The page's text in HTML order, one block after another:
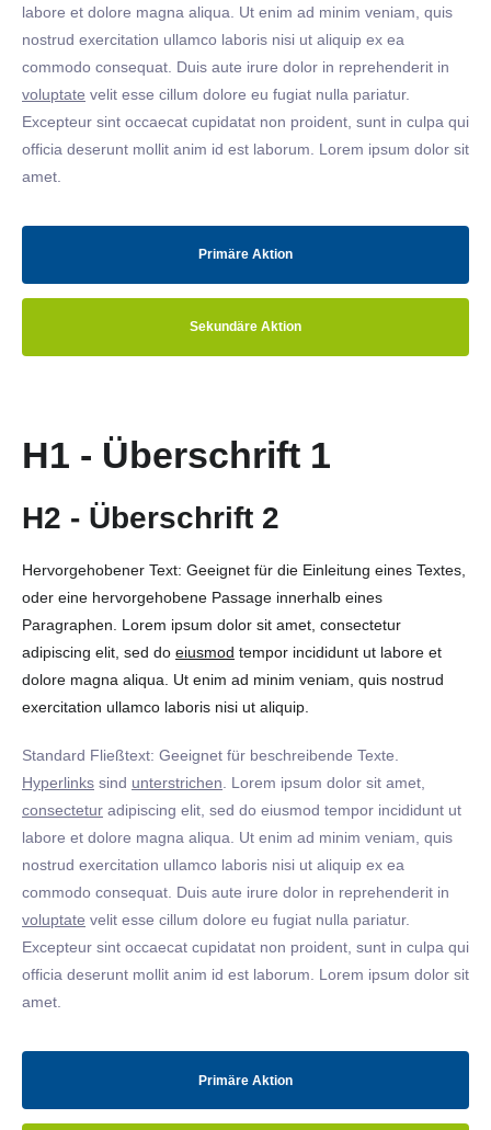
labore et dolore magna aliqua. Ut enim ad minim veniam, quis
nostrud exercitation ullamco laboris nisi ut aliquip ex ea
commodo consequat. Duis aute irure dolor in reprehenderit in
voluptate velit esse cillum dolore eu fugiat nulla pariatur.
Excepteur sint occaecat cupidatat non proident, sunt in culpa qui
officia deserunt mollit anim id est laborum. Lorem ipsum dolor sit
amet.
Primäre Aktion
Sekundäre Aktion
H1 - Überschrift 1
H2 - Überschrift 2
Hervorgehobener Text: Geeignet für die Einleitung eines Textes,
oder eine hervorgehobene Passage innerhalb eines
Paragraphen. Lorem ipsum dolor sit amet, consectetur
adipiscing elit, sed do eiusmod tempor incididunt ut labore et
dolore magna aliqua. Ut enim ad minim veniam, quis nostrud
exercitation ullamco laboris nisi ut aliquip.
Standard Fließtext: Geeignet für beschreibende Texte.
Hyperlinks sind unterstrichen . Lorem ipsum dolor sit amet,
consectetur adipiscing elit, sed do eiusmod tempor incididunt ut
labore et dolore magna aliqua. Ut enim ad minim veniam, quis
nostrud exercitation ullamco laboris nisi ut aliquip ex ea
commodo consequat. Duis aute irure dolor in reprehenderit in
voluptate velit esse cillum dolore eu fugiat nulla pariatur.
Excepteur sint occaecat cupidatat non proident, sunt in culpa qui
officia deserunt mollit anim id est laborum. Lorem ipsum dolor sit
amet.
Primäre Aktion